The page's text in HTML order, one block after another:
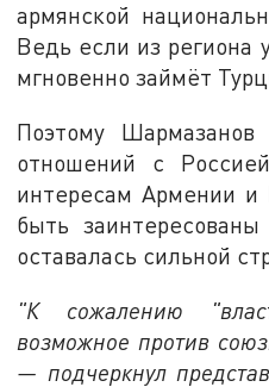
армянской
Ведь если из региона
мгновенно займёт
Поэтому Шармазанов
отношений с
интересам Армении
быть
оставалась сильной
"К сожалению
возможное против
— подчеркнул